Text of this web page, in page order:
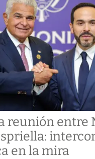
reunión entre
en la mira